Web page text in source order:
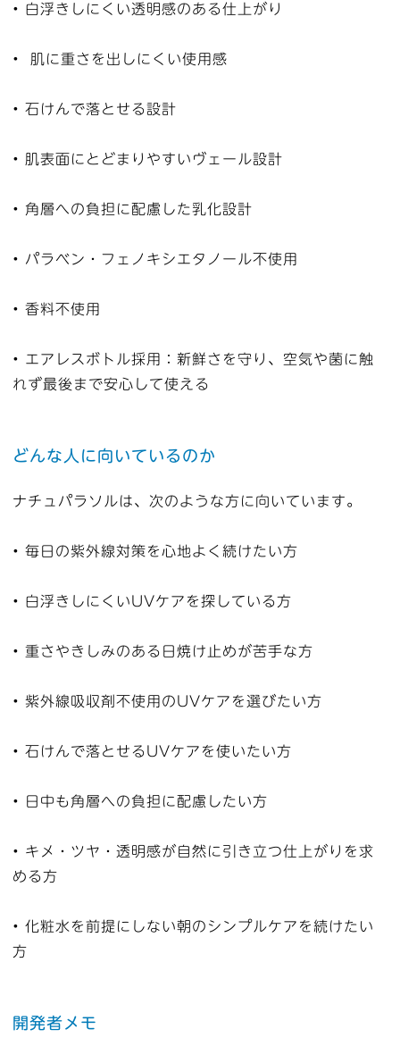
• 白浮きしにくい透明感のある仕上がり
• 肌に重さを出しにくい使用感
• 石けんで落とせる設計
• 肌表面にとどまりやすいヴェール設計
• 角層への負担に配慮した乳化設計
• パラベン・フェノキシエタノール不使用
• 香料不使用
• エアレスボトル採用：新鮮さを守り、空気や菌に触
れず最後まで安心して使える
どんな人に向いているのか
ナチュパラソルは、次のような方に向いています。
• 毎日の紫外線対策を心地よく続けたい方
• 白浮きしにくいUVケアを探している方
• 重さやきしみのある日焼け止めが苦手な方
• 紫外線吸収剤不使用のUVケアを選びたい方
• 石けんで落とせるUVケアを使いたい方
• 日中も角層への負担に配慮したい方
• キメ・ツヤ・透明感が自然に引き立つ仕上がりを求
める方
• 化粧水を前提にしない朝のシンプルケアを続けたい
方
開発者メモ